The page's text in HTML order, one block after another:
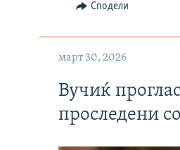
Сподели
март 30, 2026
Вучиќ
проследени